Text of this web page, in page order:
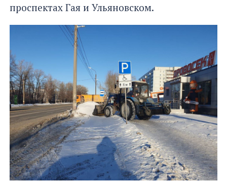
проспектах Гая и Ульяновском.